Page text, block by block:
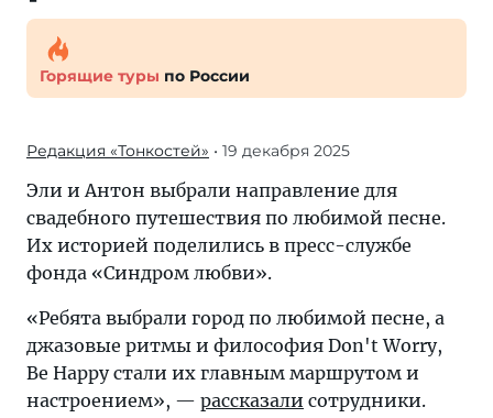
Горящие туры по России
Редакция «Тонкостей» • 19 декабря 2025
Эли и Антон выбрали направление для
свадебного путешествия по любимой песне.
Их историей поделились в пресс-службе
фонда «Синдром любви».
«Ребята выбрали город по любимой песне, а
джазовые ритмы и философия Don't Worry,
Be Happy стали их главным маршрутом и
настроением», — рассказали сотрудники.